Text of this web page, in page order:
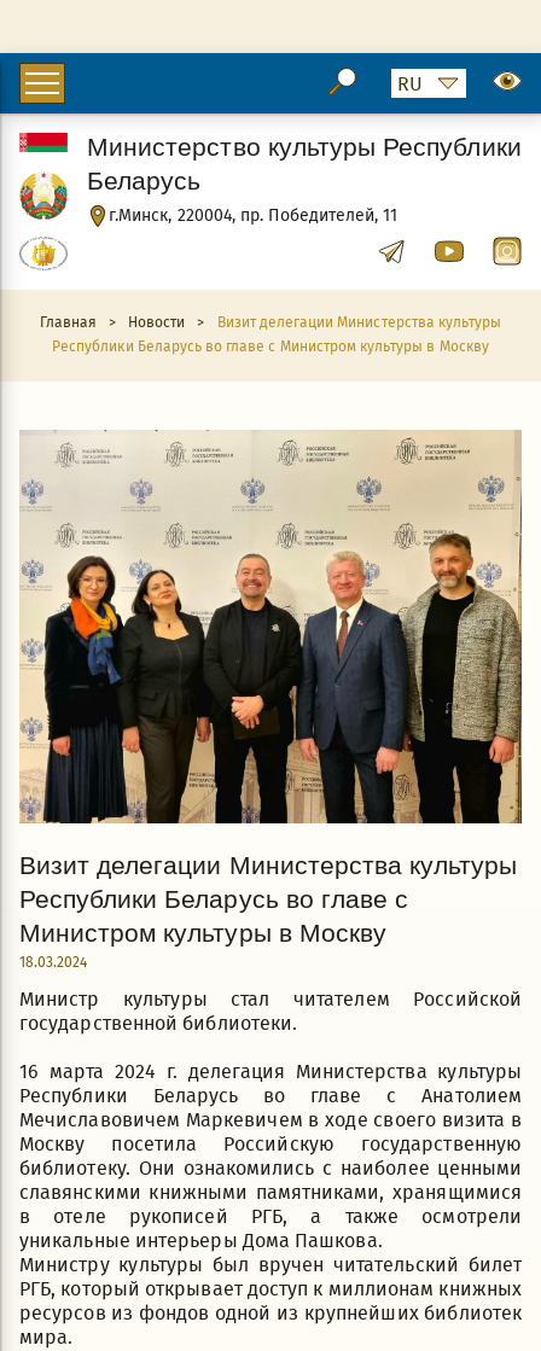
г.Минск, 220004, пр. Победителей, 11
Министерство культуры Республики
Беларусь
Главная > Новости >
Визит делегации Министерства культуры
Республики Беларусь во главе с Министром культуры в Москву
Визит делегации Министерства культуры
Республики Беларусь во главе с
Министром культуры в Москву
18.03.2024
Министр культуры стал читателем Российской
государственной библиотеки.
16 марта 2024 г. делегация Министерства культуры
Республики Беларусь во главе с Анатолием
Мечиславовичем Маркевичем в ходе своего визита в
Москву посетила Российскую государственную
библиотеку. Они ознакомились с наиболее ценными
славянскими книжными памятниками, хранящимися
в отеле рукописей РГБ, а также осмотрели
уникальные интерьеры Дома Пашкова.
Министру культуры был вручен читательский билет
РГБ, который открывает доступ к миллионам книжных
ресурсов из фондов одной из крупнейших библиотек
мира.